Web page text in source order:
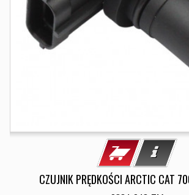
CZUJNIK PRĘDKOŚCI ARCTIC CAT